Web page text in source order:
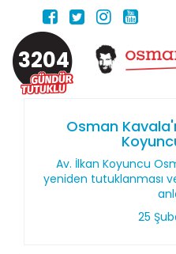
3204
Osman
Av. İlkan Koyuncu
yeniden tutuklanması
25